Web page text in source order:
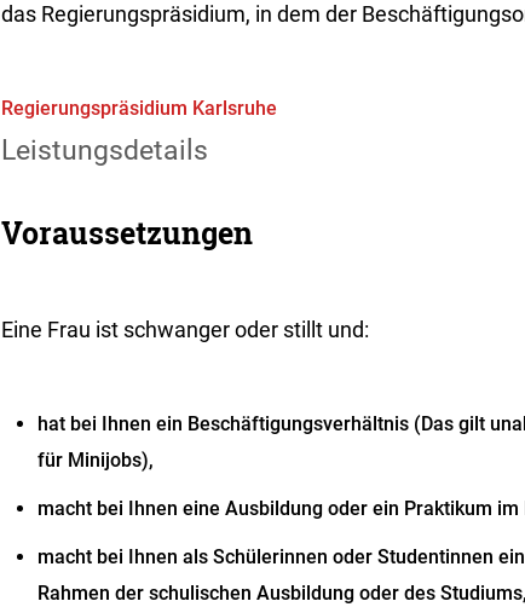
das Regierungspräsidium, in dem der
Regierungspräsidium Karlsruhe
Leistungsdetails
Voraussetzungen
Eine Frau ist schwanger oder stillt und:
hat bei Ihnen ein Beschäftigungsverhältnis (Das gilt
für Minijobs),
macht bei Ihnen eine Ausbildung oder ein Praktikum
macht bei Ihnen als Schülerinnen oder Studentinnen
Rahmen der schulischen Ausbildung oder des Studiums,